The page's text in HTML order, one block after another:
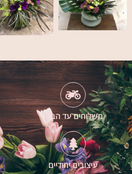
משלוחים עד הבית
עיצובים יחודיים